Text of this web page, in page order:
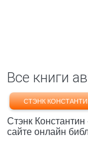
Все книги
СТЭНК
Стэнк
сайте онлайн